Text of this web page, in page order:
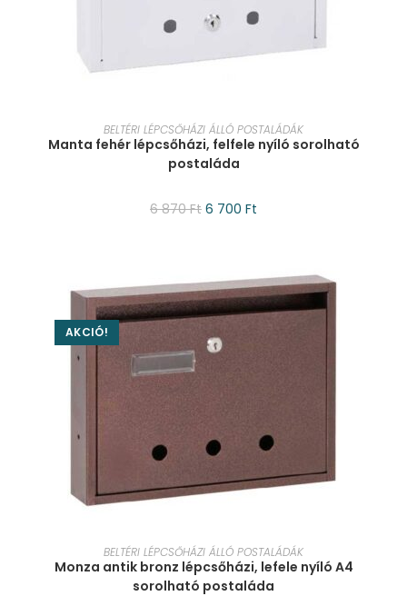
KOSÁRBA TESZEM
BELTÉRI LÉPCSŐHÁZI ÁLLÓ POSTALÁDÁK
Manta fehér lépcsőházi, felfele nyíló sorolható
postaláda
6 870Ft 6 700 Ft
AKCIÓ!
KOSÁRBA TESZEM
BELTÉRI LÉPCSŐHÁZI ÁLLÓ POSTALÁDÁK
Monza antik bronz lépcsőházi, lefele nyíló A4
sorolható postaláda